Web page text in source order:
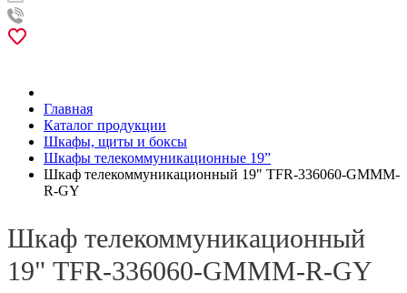
Главная
Каталог продукции
Шкафы, щиты и боксы
Шкафы телекоммуникационные 19”
Шкаф телекоммуникационный 19" TFR-336060-GMMM-
R-GY
Шкаф телекоммуникационный
19" TFR-336060-GMMM-R-GY